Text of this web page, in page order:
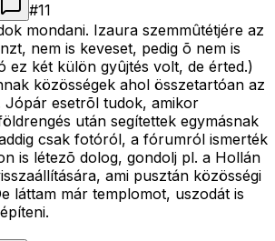
#11
mondani. Izaura szemmûtétjére az
nem is keveset, pedig õ nem is
ez két külön gyûjtés volt, de érted.)
közösségek ahol összetartóan az
Jópár esetrõl tudok, amikor
után segítettek egymásnak
csak fotóról, a fórumról ismerték
is létezõ dolog, gondolj pl. a Hollán
ami pusztán közösségi
láttam már templomot, uszodát is